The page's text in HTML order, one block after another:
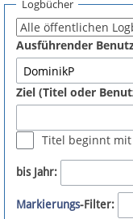
Fördermitglied
Fehler melden
Newsletter
Bluesky
Logbücher
Ausführender
Ziel (Titel oder
Titel beginnt
bis Jahr:
Markierungs-Filter: